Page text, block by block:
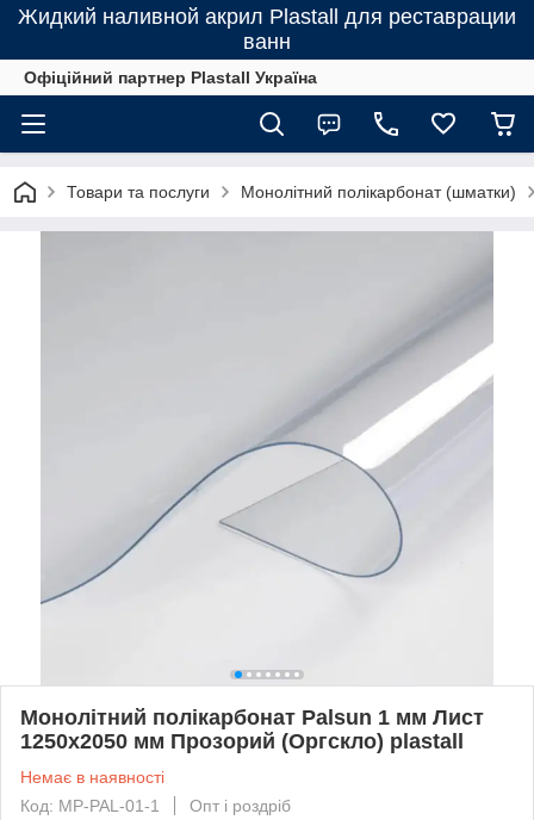
Жидкий наливной акрил Plastall для реставрации
ванн
Офіційний партнер Plastall Україна
Товари та послуги Монолітний полікарбонат (шматки)
Монолітний полікарбонат Palsun 1 мм Лист
1250x2050 мм Прозорий (Оргскло) plastall
Немає в наявності
Код: MP-PAL-01-1
Опт і роздріб